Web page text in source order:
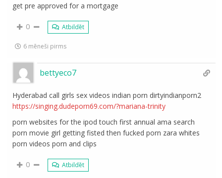
get pre approved for a mortgage
0 Atbildēt
6 mēneši pirms
bettyeco7
Hyderabad call girls sex videos indian porn dirtyindianporn2
https://singing.dudeporn69.com/?mariana-trinity
porn websites for the ipod touch first annual ama search
porn movie girl getting fisted then fucked porn zara whites
porn videos porn and clips
0 Atbildēt